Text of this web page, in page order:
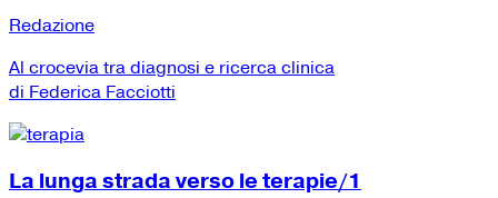
Redazione
Al crocevia tra diagnosi e ricerca clinica
di Federica Facciotti
La lunga strada verso le terapie/1